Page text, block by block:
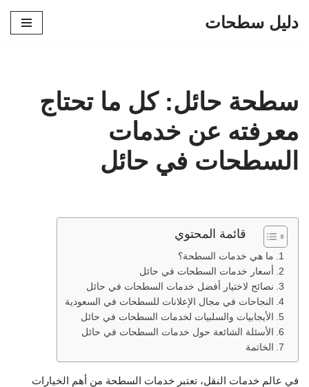
دليل سطحات
سطحة حائل: كل ما تحتاج
معرفته عن خدمات
السطحات في حائل
قائمة المحتوي
ما هي خدمات السطحة؟
أسعار خدمات السطحات في حائل
نصائح لاختيار أفضل خدمات السطحات في حائل
النجاحات في مجال الإعلانات للسطحات في السعودية
الأيجابيات والسلبيات لخدمات السطحات في حائل
الأسئلة الشائعة حول خدمات السطحات في حائل
الخاتمة
في عالم خدمات النقل، تعتبر خدمات السطحة من أهم الخيارات